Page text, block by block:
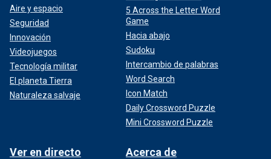
Aire y espacio
Seguridad
Innovación
Videojuegos
Tecnología militar
El planeta Tierra
Naturaleza salvaje
5 Across the Letter Word
Game
Hacia abajo
Sudoku
Intercambio de palabras
Word Search
Icon Match
Daily Crossword Puzzle
Mini Crossword Puzzle
Ver en directo Acerca de